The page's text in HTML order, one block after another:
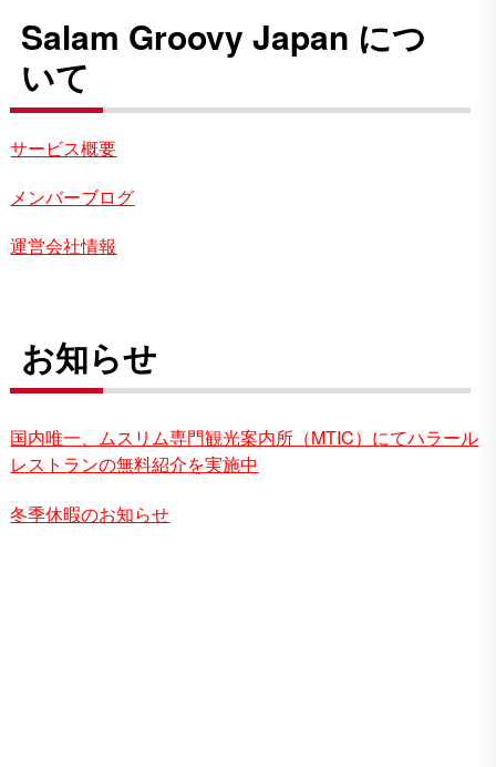
Salam Groovy Japan につ
いて
サービス概要
メンバーブログ
運営会社情報
お知らせ
国内唯一、ムスリム専門観光案内所（MTIC）にてハラール
レストランの無料紹介を実施中
冬季休暇のお知らせ